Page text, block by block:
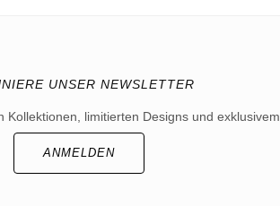
UNSER NEWSLETTER
limitierten Designs und
ANMELDEN